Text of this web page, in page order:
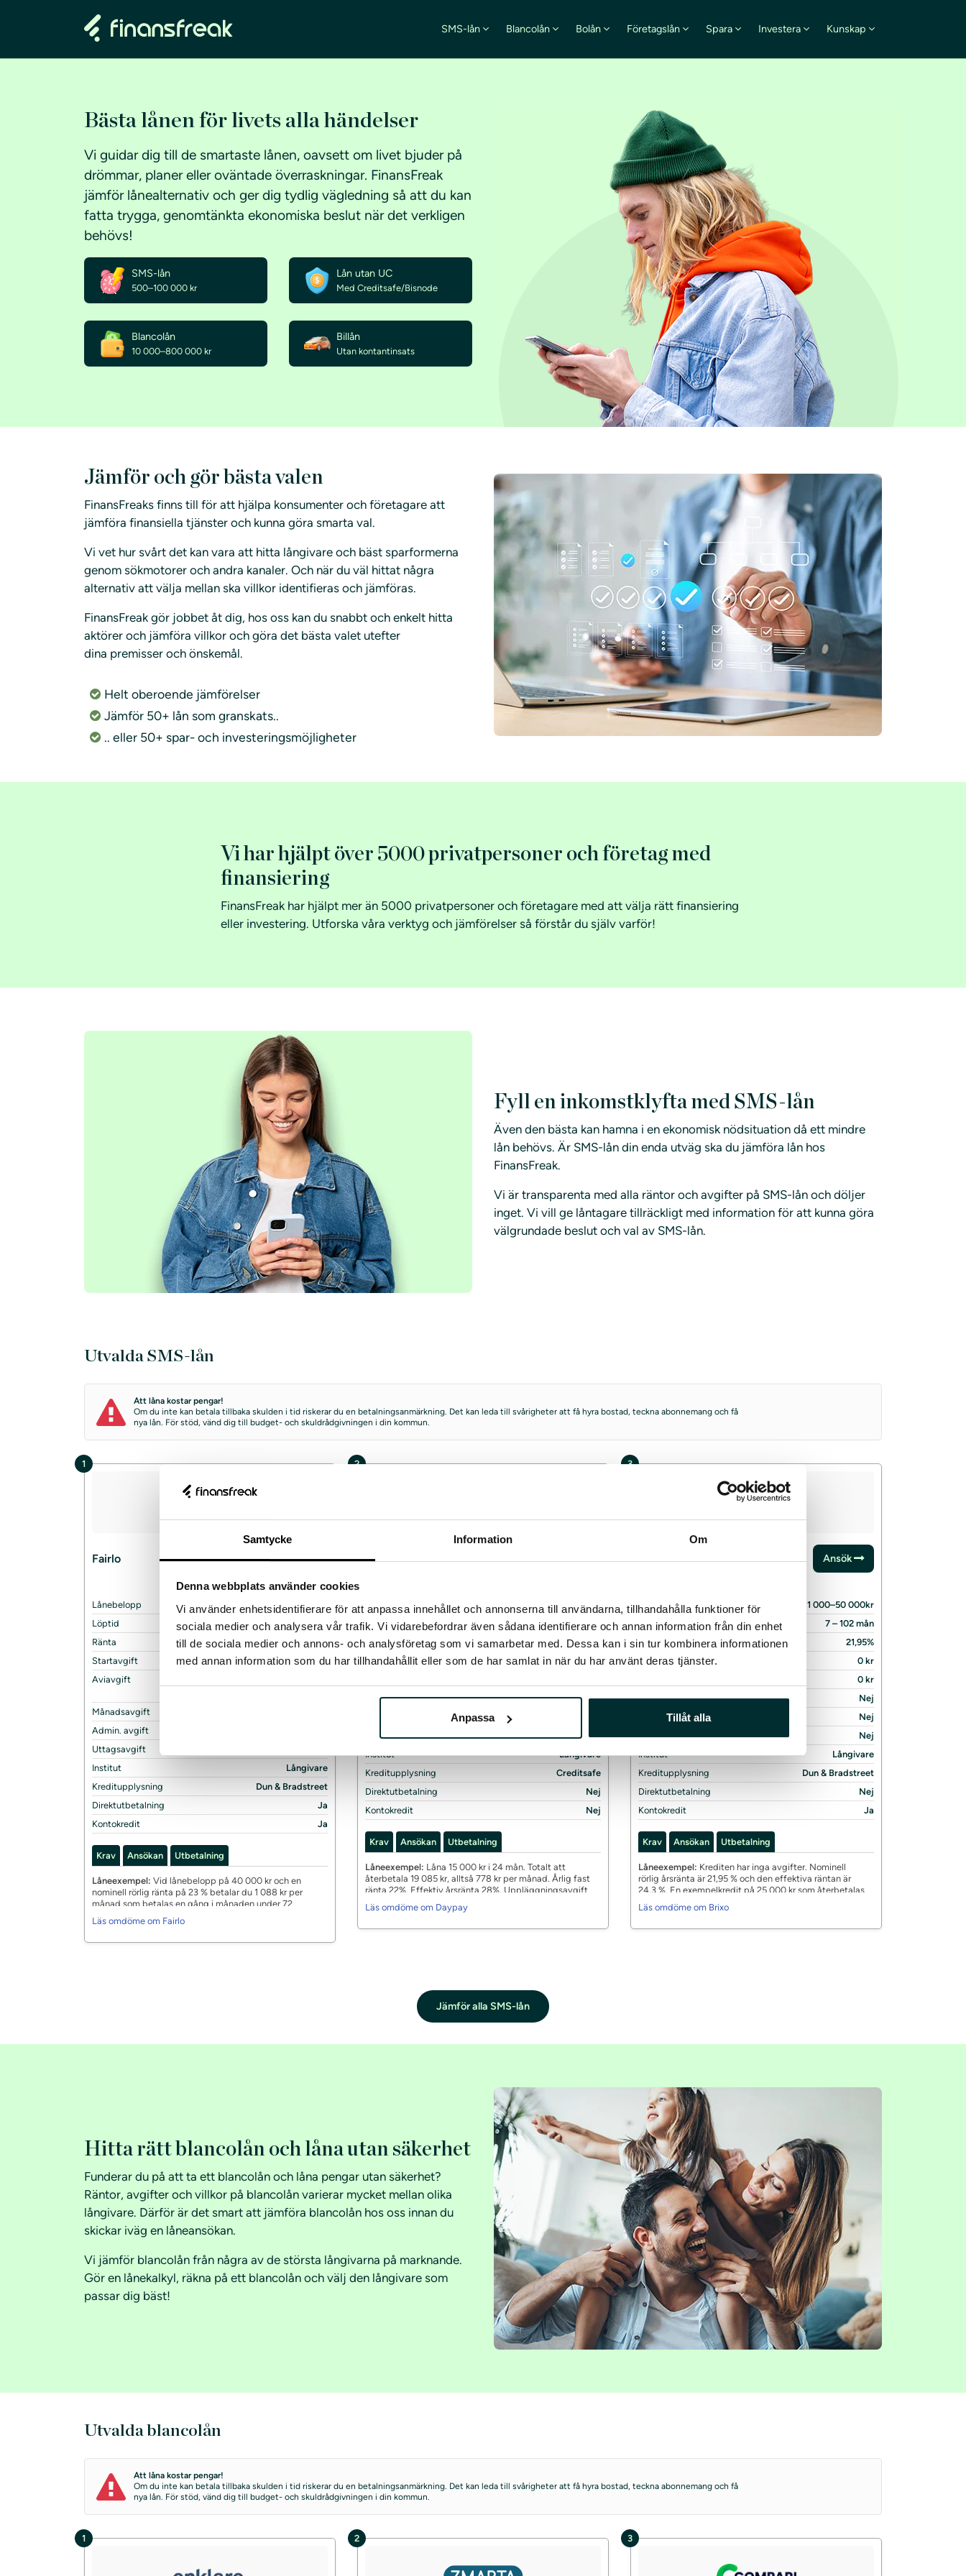
Samtycke Information Om
Denna webbplats använder cookies
Vi använder enhetsidentifierare för att anpassa innehållet och annonserna till användarna, tillhandahålla funktioner för
sociala medier och analysera vår trafik. Vi vidarebefordrar även sådana identifierare och annan information från din enhet
till de sociala medier och annons- och analysföretag som vi samarbetar med. Dessa kan i sin tur kombinera informationen
med annan information som du har tillhandahållit eller som de har samlat in när du har använt deras tjänster.
Anpassa Tillåt alla
SMS-lån Blancolån Bolån Företagslån Spara Investera Kunskap
Bästa lånen för livets alla händelser
Vi guidar dig till de smartaste lånen, oavsett om livet bjuder på
drömmar, planer eller oväntade överraskningar. FinansFreak
jämför lånealternativ och ger dig tydlig vägledning så att du kan
fatta trygga, genomtänkta ekonomiska beslut när det verkligen
behövs!
SMS-lån
500–100 000 kr
Lån utan UC
Med Creditsafe/Bisnode
Blancolån
10 000–800 000 kr
Billån
Utan kontantinsats
Jämför och gör bästa valen
FinansFreaks finns till för att hjälpa konsumenter och företagare att
jämföra finansiella tjänster och kunna göra smarta val.
Vi vet hur svårt det kan vara att hitta långivare och bäst sparformerna
genom sökmotorer och andra kanaler. Och när du väl hittat några
alternativ att välja mellan ska villkor identifieras och jämföras.
FinansFreak gör jobbet åt dig, hos oss kan du snabbt och enkelt hitta
aktörer och jämföra villkor och göra det bästa valet utefter
dina premisser och önskemål.
Helt oberoende jämförelser
Jämför 50+ lån som granskats..
.. eller 50+ spar- och investeringsmöjligheter
Vi har hjälpt över 5000 privatpersoner och företag med
finansiering
FinansFreak har hjälpt mer än 5000 privatpersoner och företagare med att välja rätt finansiering
eller investering. Utforska våra verktyg och jämförelser så förstår du själv varför!
Fyll en inkomstklyfta med SMS-lån
Även den bästa kan hamna i en ekonomisk nödsituation då ett mindre
lån behövs. Är SMS-lån din enda utväg ska du jämföra lån hos
FinansFreak.
Vi är transparenta med alla räntor och avgifter på SMS-lån och döljer
inget. Vi vill ge låntagare tillräckligt med information för att kunna göra
välgrundade beslut och val av SMS-lån.
Utvalda SMS-lån
Att låna kostar pengar!
Om du inte kan betala tillbaka skulden i tid riskerar du en betalningsanmärkning. Det kan leda till svårigheter att få hyra bostad, teckna abonnemang och få
nya lån. För stöd, vänd dig till budget- och skuldrådgivningen i din kommun.
1
Fairlo Ansök
Lånebelopp
1 000–70 000kr
Löptid
1 – 72 mån
Ränta
22%
Startavgift
299 kr
Aviavgift
Månadsavgift
Admin. avgift
Uttagsavgift
Institut
Långivare
Kreditupplysning
Dun & Bradstreet
Direktutbetalning
Ja
Kontokredit
Ja
Krav Ansökan Utbetalning
Låneexempel: Vid lånebelopp på 40 000 kr och en
nominell rörlig ränta på 23 % betalar du 1 088 kr per
månad som betalas en gång i månaden under 72
månader. Effektiv ränta blir 29,42 % och totalt att
återbetala blir 78 918 kr. Av det totala
Läs omdöme om Fairlo
2
Daypay Ansök
Lånebelopp
1 000–20 000kr
Löptid
1 – 36 mån
Ränta
22%
Startavgift
350 kr
Månadsavgift
Nej
Uttagsavgift
Nej
Institut
Långivare
Kreditupplysning
Creditsafe
Direktutbetalning
Nej
Kontokredit
Nej
Krav Ansökan Utbetalning
Låneexempel: Låna 15 000 kr i 24 mån. Totalt att
återbetala 19 085 kr, alltså 778 kr per månad. Årlig fast
ränta 22%. Effektiv årsränta 28%, Uppläggningsavgift
350 kr. Aviavgifter totalt 59 kr.
Läs omdöme om Daypay
3
Brixo Ansök
Lånebelopp
1 000–50 000kr
Löptid
7 – 102 mån
Ränta
21,95%
Startavgift
0 kr
0 kr
Månadsavgift
Nej
Admin. avgift
Nej
Uttagsavgift
Nej
Institut
Långivare
Kreditupplysning
Dun & Bradstreet
Direktutbetalning
Nej
Kontokredit
Ja
Krav Ansökan Utbetalning
Låneexempel: Krediten har inga avgifter. Nominell
rörlig årsränta är 21,95 % och den effektiva räntan är
24,3 %. En exempelkredit på 25 000 kr som återbetalas
med 2 339 kr per månad under 12 månader har en total
kostnad om 3 068 kr. Löptid från 7 till 102 månader vid
Läs omdöme om Brixo
Jämför alla SMS-lån
Hitta rätt blancolån och låna utan säkerhet
Funderar du på att ta ett blancolån och låna pengar utan säkerhet?
Räntor, avgifter och villkor på blancolån varierar mycket mellan olika
långivare. Därför är det smart att jämföra blancolån hos oss innan du
skickar iväg en låneansökan.
Vi jämför blancolån från några av de största långivarna på marknande.
Gör en lånekalkyl, räkna på ett blancolån och välj den långivare som
passar dig bäst!
Utvalda blancolån
Att låna kostar pengar!
Om du inte kan betala tillbaka skulden i tid riskerar du en betalningsanmärkning. Det kan leda till svårigheter att få hyra bostad, teckna abonnemang och få
nya lån. För stöd, vänd dig till budget- och skuldrådgivningen i din kommun.
1 2 3